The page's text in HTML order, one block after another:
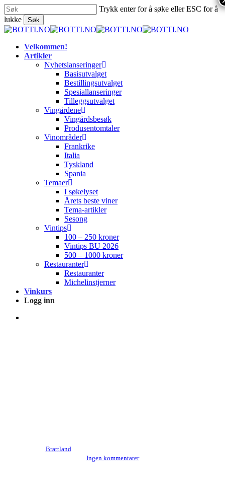
Skip
to
main
content
Trykk enter for å søke eller ESC for å
lukke
Søk
Close
search
Menu
Velkommen!
Artikler
Nyhetslanseringer
Basisutvalget
Bestillingsutvalget
Spesiallanseringer
Tilleggsutvalget
Vingårdene
Vingårdsbesøk
Produsentomtaler
Vinområder
Frankrike
Italia
Tyskland
Spania
Temaer
I søkelyset
Årets beste viner
Tema-artikler
Sesong
Vintips
100 – 250 kroner
Vintips BU 2026
500 – 1000 kroner
Restauranter
Restauranter
Michelinstjerner
Vinkurs
Logg inn
Brattland
Ingen kommentarer